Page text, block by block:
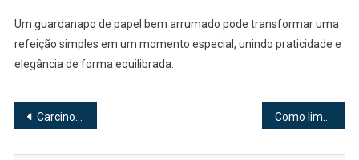
Um guardanapo de papel bem arrumado pode transformar uma
refeição simples em um momento especial, unindo praticidade e
elegância de forma equilibrada.
Navegação
de
Carcinoma Renal: Avanços no Diagnóstico e Tratamento que Estão Chamando Atenção nas Notícias